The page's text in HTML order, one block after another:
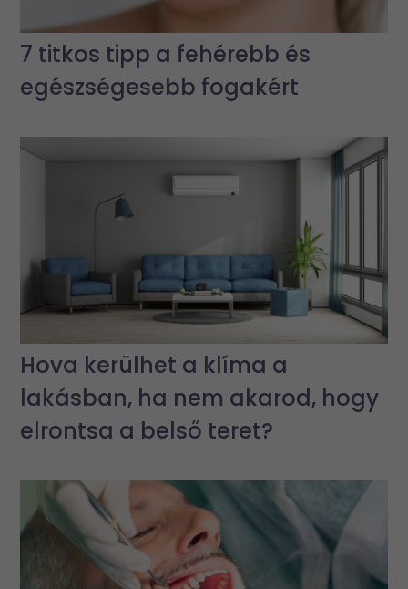
7 titkos tipp a fehérebb és
egészségesebb fogakért
Hova kerülhet a klíma a
lakásban, ha nem akarod, hogy
elrontsa a belső teret?